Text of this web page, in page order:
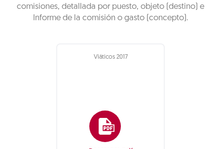
comisiones, detallada por puesto, objeto (destino) e
Informe de la comisión o gasto (concepto).
Viáticos 2017